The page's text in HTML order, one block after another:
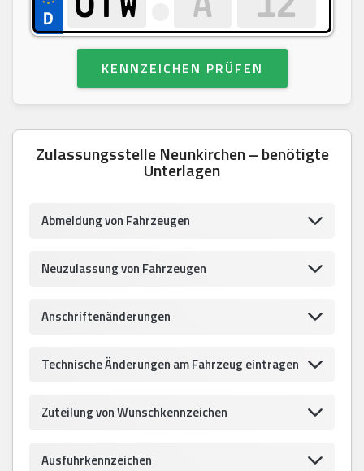
KENNZEICHEN PRÜFEN
Zulassungsstelle Neunkirchen – benötigte
Unterlagen
Abmeldung von Fahrzeugen
Neuzulassung von Fahrzeugen
Anschriftenänderungen
Technische Änderungen am Fahrzeug eintragen
Zuteilung von Wunschkennzeichen
Ausfuhrkennzeichen